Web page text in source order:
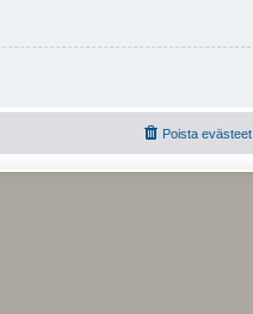
Poista evästeet